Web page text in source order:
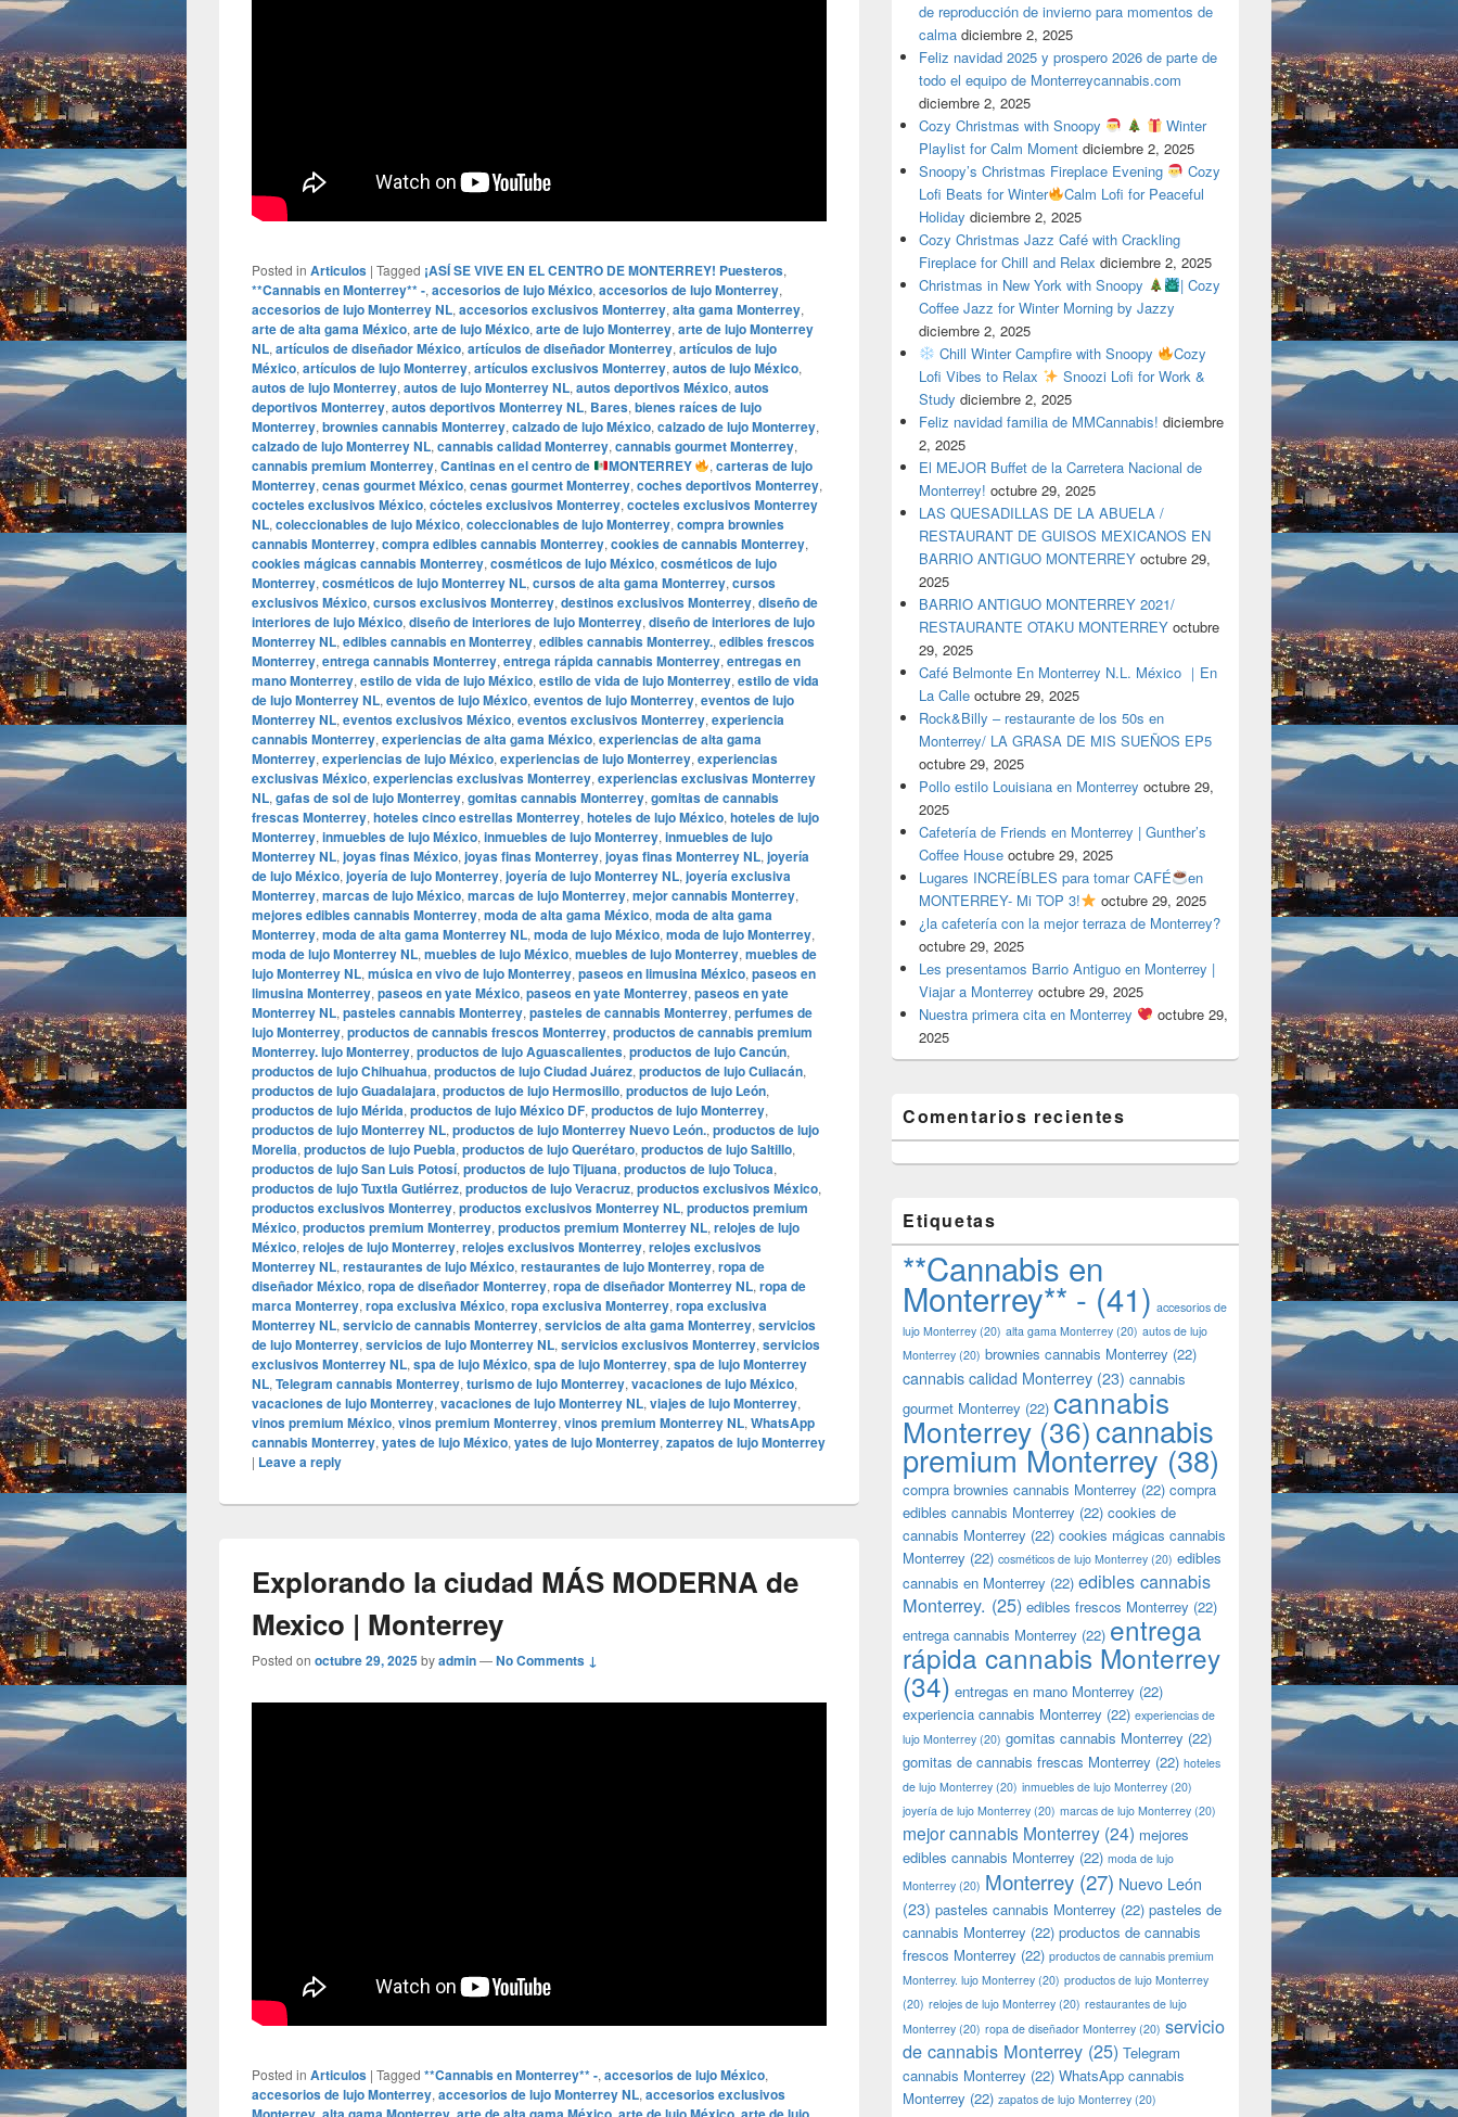
Posted in Articulos | Tagged ¡ASÍ SE VIVE EN EL CENTRO DE MONTERREY! Puesteros,
**Cannabis en Monterrey** -, accesorios de lujo México, accesorios de lujo Monterrey,
accesorios de lujo Monterrey NL, accesorios exclusivos Monterrey, alta gama Monterrey,
arte de alta gama México, arte de lujo México, arte de lujo Monterrey, arte de lujo Monterrey
NL, artículos de diseñador México, artículos de diseñador Monterrey, artículos de lujo
México, artículos de lujo Monterrey, artículos exclusivos Monterrey, autos de lujo México,
autos de lujo Monterrey, autos de lujo Monterrey NL, autos deportivos México, autos
deportivos Monterrey, autos deportivos Monterrey NL, Bares, bienes raíces de lujo
Monterrey, brownies cannabis Monterrey, calzado de lujo México, calzado de lujo Monterrey,
calzado de lujo Monterrey NL, cannabis calidad Monterrey, cannabis gourmet Monterrey,
cannabis premium Monterrey, Cantinas en el centro de MONTERREY ,carteras de lujo
Monterrey, cenas gourmet México, cenas gourmet Monterrey, coches deportivos Monterrey,
cocteles exclusivos México, cócteles exclusivos Monterrey, cocteles exclusivos Monterrey
NL, coleccionables de lujo México, coleccionables de lujo Monterrey, compra brownies
cannabis Monterrey, compra edibles cannabis Monterrey, cookies de cannabis Monterrey,
cookies mágicas cannabis Monterrey, cosméticos de lujo México, cosméticos de lujo
Monterrey, cosméticos de lujo Monterrey NL, cursos de alta gama Monterrey, cursos
exclusivos México, cursos exclusivos Monterrey, destinos exclusivos Monterrey, diseño de
interiores de lujo México, diseño de interiores de lujo Monterrey, diseño de interiores de lujo
Monterrey NL, edibles cannabis en Monterrey, edibles cannabis Monterrey., edibles frescos
Monterrey, entrega cannabis Monterrey, entrega rápida cannabis Monterrey, entregas en
mano Monterrey, estilo de vida de lujo México, estilo de vida de lujo Monterrey, estilo de vida
de lujo Monterrey NL, eventos de lujo México, eventos de lujo Monterrey, eventos de lujo
Monterrey NL, eventos exclusivos México, eventos exclusivos Monterrey, experiencia
cannabis Monterrey, experiencias de alta gama México, experiencias de alta gama
Monterrey, experiencias de lujo México, experiencias de lujo Monterrey, experiencias
exclusivas México, experiencias exclusivas Monterrey, experiencias exclusivas Monterrey
NL, gafas de sol de lujo Monterrey, gomitas cannabis Monterrey, gomitas de cannabis
frescas Monterrey, hoteles cinco estrellas Monterrey, hoteles de lujo México, hoteles de lujo
Monterrey, inmuebles de lujo México, inmuebles de lujo Monterrey, inmuebles de lujo
Monterrey NL, joyas finas México, joyas finas Monterrey, joyas finas Monterrey NL, joyería
de lujo México, joyería de lujo Monterrey, joyería de lujo Monterrey NL, joyería exclusiva
Monterrey, marcas de lujo México, marcas de lujo Monterrey, mejor cannabis Monterrey,
mejores edibles cannabis Monterrey, moda de alta gama México, moda de alta gama
Monterrey, moda de alta gama Monterrey NL, moda de lujo México, moda de lujo Monterrey,
moda de lujo Monterrey NL, muebles de lujo México, muebles de lujo Monterrey, muebles de
lujo Monterrey NL, música en vivo de lujo Monterrey, paseos en limusina México, paseos en
limusina Monterrey, paseos en yate México, paseos en yate Monterrey, paseos en yate
Monterrey NL, pasteles cannabis Monterrey, pasteles de cannabis Monterrey, perfumes de
lujo Monterrey, productos de cannabis frescos Monterrey, productos de cannabis premium
Monterrey. lujo Monterrey, productos de lujo Aguascalientes, productos de lujo Cancún,
productos de lujo Chihuahua, productos de lujo Ciudad Juárez, productos de lujo Culiacán,
productos de lujo Guadalajara, productos de lujo Hermosillo, productos de lujo León,
productos de lujo Mérida, productos de lujo México DF, productos de lujo Monterrey,
productos de lujo Monterrey NL, productos de lujo Monterrey Nuevo León., productos de lujo
Morelia, productos de lujo Puebla, productos de lujo Querétaro, productos de lujo Saltillo,
productos de lujo San Luis Potosí, productos de lujo Tijuana, productos de lujo Toluca,
productos de lujo Tuxtla Gutiérrez, productos de lujo Veracruz, productos exclusivos México,
productos exclusivos Monterrey, productos exclusivos Monterrey NL, productos premium
México, productos premium Monterrey, productos premium Monterrey NL, relojes de lujo
México, relojes de lujo Monterrey, relojes exclusivos Monterrey, relojes exclusivos
Monterrey NL, restaurantes de lujo México, restaurantes de lujo Monterrey, ropa de
diseñador México, ropa de diseñador Monterrey, ropa de diseñador Monterrey NL, ropa de
marca Monterrey, ropa exclusiva México, ropa exclusiva Monterrey, ropa exclusiva
Monterrey NL, servicio de cannabis Monterrey, servicios de alta gama Monterrey, servicios
de lujo Monterrey, servicios de lujo Monterrey NL, servicios exclusivos Monterrey, servicios
exclusivos Monterrey NL, spa de lujo México, spa de lujo Monterrey, spa de lujo Monterrey
NL, Telegram cannabis Monterrey, turismo de lujo Monterrey, vacaciones de lujo México,
vacaciones de lujo Monterrey, vacaciones de lujo Monterrey NL, viajes de lujo Monterrey,
vinos premium México, vinos premium Monterrey, vinos premium Monterrey NL, WhatsApp
cannabis Monterrey, yates de lujo México, yates de lujo Monterrey, zapatos de lujo Monterrey
| Leave a reply
Explorando la ciudad MÁS MODERNA de
Mexico | Monterrey
Posted on octubre 29, 2025byadmin—No Comments ↓
Posted in Articulos | Tagged **Cannabis en Monterrey** -, accesorios de lujo México,
accesorios de lujo Monterrey, accesorios de lujo Monterrey NL, accesorios exclusivos
de reproducción de invierno para momentos de
calma diciembre 2, 2025
Feliz navidad 2025 y prospero 2026 de parte de
todo el equipo de Monterreycannabis.com
diciembre 2, 2025
Cozy Christmas with Snoopy
Winter
Playlist for Calm Moment diciembre 2, 2025
Snoopy’s Christmas Fireplace Evening
Cozy
Lofi Beats for Winter
Calm Lofi for Peaceful
Holiday diciembre 2, 2025
Cozy Christmas Jazz Café with Crackling
Fireplace for Chill and Relax diciembre 2, 2025
Christmas in New York with Snoopy
| Cozy
Coffee Jazz for Winter Morning by Jazzy
diciembre 2, 2025
Chill Winter Campfire with Snoopy
Cozy
Lofi Vibes to Relax
Snoozi Lofi for Work &
Study diciembre 2, 2025
Feliz navidad familia de MMCannabis! diciembre
2, 2025
El MEJOR Buffet de la Carretera Nacional de
Monterrey! octubre 29, 2025
LAS QUESADILLAS DE LA ABUELA /
RESTAURANT DE GUISOS MEXICANOS EN
BARRIO ANTIGUO MONTERREY octubre 29,
2025
BARRIO ANTIGUO MONTERREY 2021/
RESTAURANTE OTAKU MONTERREY octubre
29, 2025
Café Belmonte En Monterrey N.L. México ｜En
La Calle octubre 29, 2025
Rock&Billy – restaurante de los 50s en
Monterrey/ LA GRASA DE MIS SUEÑOS EP5
octubre 29, 2025
Pollo estilo Louisiana en Monterrey octubre 29,
2025
Cafetería de Friends en Monterrey | Gunther’s
Coffee House octubre 29, 2025
Lugares INCREÍBLES para tomar CAFÉ
en
MONTERREY- Mi TOP 3!
octubre 29, 2025
¿la cafetería con la mejor terraza de Monterrey?
octubre 29, 2025
Les presentamos Barrio Antiguo en Monterrey |
Viajar a Monterrey octubre 29, 2025
Nuestra primera cita en Monterrey
octubre 29,
2025
Comentarios recientes
Etiquetas
**Cannabis en
Monterrey** - (41) accesorios de
lujo Monterrey (20) alta gama Monterrey (20) autos de lujo
Monterrey (20) brownies cannabis Monterrey (22)
cannabis calidad Monterrey (23) cannabis
gourmet Monterrey (22) cannabis
Monterrey (36)cannabis
premium Monterrey (38)
compra brownies cannabis Monterrey (22) compra
edibles cannabis Monterrey (22) cookies de
cannabis Monterrey (22) cookies mágicas cannabis
Monterrey (22) cosméticos de lujo Monterrey (20) edibles
cannabis en Monterrey (22) edibles cannabis
Monterrey. (25) edibles frescos Monterrey (22)
entrega cannabis Monterrey (22) entrega
rápida cannabis Monterrey
(34) entregas en mano Monterrey (22)
experiencia cannabis Monterrey (22) experiencias de
lujo Monterrey (20) gomitas cannabis Monterrey (22)
gomitas de cannabis frescas Monterrey (22) hoteles
de lujo Monterrey (20) inmuebles de lujo Monterrey (20)
joyería de lujo Monterrey (20) marcas de lujo Monterrey (20)
mejor cannabis Monterrey (24) mejores
edibles cannabis Monterrey (22) moda de lujo
Monterrey (20) Monterrey (27) Nuevo León
(23) pasteles cannabis Monterrey (22) pasteles de
cannabis Monterrey (22) productos de cannabis
frescos Monterrey (22) productos de cannabis premium
Monterrey. lujo Monterrey (20) productos de lujo Monterrey
(20) relojes de lujo Monterrey (20) restaurantes de lujo
Monterrey (20) ropa de diseñador Monterrey (20) servicio
de cannabis Monterrey (25) Telegram
cannabis Monterrey (22) WhatsApp cannabis
Monterrey (22) zapatos de lujo Monterrey (20)